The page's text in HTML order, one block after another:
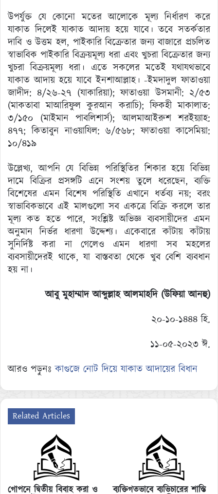
উপর্যুক্ত যে কোনো মতের আলোকে মূল্য নির্ধারণ করে
যাকাত দিলেই যাকাত আদায় হয়ে যাবে। তবে সতর্কতার
দাবি ও উত্তম হল, পাইকারি বিক্রেতার জন্য বাজারে প্রচলিত
স্বাভাবিক পাইকারি বিক্রয়মূল্য ধরা এবং খুচরা বিক্রেতার জন্য
খুচরা বিক্রয়মূল্য ধরা। এতে সকলের মতেই যথাযথভাবে
যাকাত আদায় হয়ে যাবে ইনশাআল্লাহ। -ইমদাদুল ফাতাওয়া
জাদীদ: ৪/২৬-২৭ (যাকারিয়া); ফাতাওয়া উসমানী: ২/৫৩
(মাকতাবা মাআরিফুল কুরআন করাচি); ফিকহী মাকালাত:
৩/১৫০ (মাইমান পাবলিশার্স); আলমাআইরুশ শরইয়্যাহ:
৪৭৭; কিতাবুন নাওয়াযিল: ৬/৫৬৮; ফাতাওয়া কাসেমিয়া:
১০/৪১৯
উল্লেখ্য, আপনি যে বিভিন্ন পরিস্থিতির শিকার হয়ে বিভিন্ন
দামে বিক্রির প্রসঙ্গটি এনে সংশয় তুলে ধরেছেন, ব্যক্তি
বিশেষের এমন বিশেষ পরিস্থিতি এখানে ধর্তব্য নয়; বরং
স্বাভাবিকভাবে এই মালগুলো সব একত্রে বিক্রি করলে তার
মূল্য কত হতে পারে, সংশ্লিষ্ট অভিজ্ঞ ব্যবসায়ীদের এমন
অনুমান নির্ভর ধারণা উদ্দেশ্য। একেবারে কাঁটায় কাঁটায়
সুনির্দিষ্ট করা না গেলেও এমন ধারণা সব মহলের
ব্যবসায়ীদেরই থাকে, যা বাস্তবতা থেকে খুব বেশি ব্যবধান
হয় না।
আবু মুহাম্মাদ আব্দুল্লাহ আলমাহদি (উফিয়া আনহু)
২০-১০-১৪৪৪ হি.
১১-০৫-২০২৩ ঈ.
আরও পড়ুনঃকাগুজে নোট দিয়ে যাকাত আদায়ের বিধান
Related Articles
গোপনে দ্বিতীয় বিবাহ করা ও ব্যক্তিগতভাবে ব্যভিচারের শাস্তি